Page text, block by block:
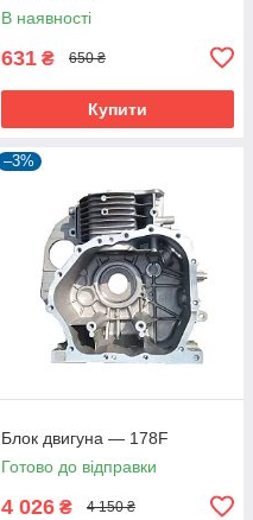
В наявності
631 ₴ 650 ₴
Купити
–3%
Блок двигуна — 178F
Готово до відправки
4 026 ₴ 4 150 ₴